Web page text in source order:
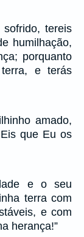
tereis
humilhação,
porquanto
e terás
amado,
que Eu os
e o seu
terra com
e com
herança!”